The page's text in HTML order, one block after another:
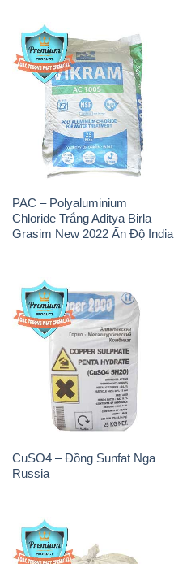
PAC – Polyaluminium
Chloride Trắng Aditya Birla
Grasim New 2022 Ấn Độ India
CuSO4 – Đồng Sunfat Nga
Russia